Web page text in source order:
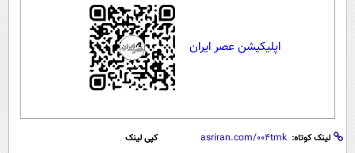
اپلیکیشن عصر ایران
لینک کوتاه: کپی لینک